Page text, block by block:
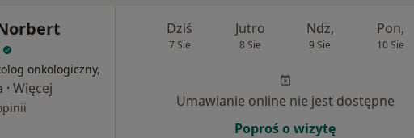
onkologiczny,
· Więcej
Dziś
7 Sie
Jutro
8 Sie
Ndz,
9 Sie
Pon,
10 Sie
Umawianie online nie jest dostępne
Poproś o wizytę